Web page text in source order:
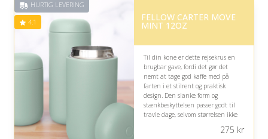
HURTIG LEVERING
4.1 FELLOW CARTER MOVE
MINT 12OZ
Til din kone er dette rejsekrus en
brugbar gave, fordi det gør det
nemt at tage god kaffe med på
farten i et stilrent og praktisk
design. Den slanke form og
stænkbeskyttelsen passer godt til
travle dage, selvom størrelsen ikke
275 kr